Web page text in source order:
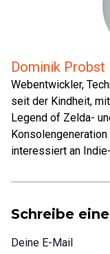
Dominik Probst
Webentwickler,
seit der Kindheit,
Legend of Zelda-
interessiert an
Schreibe
Deine E-Mail